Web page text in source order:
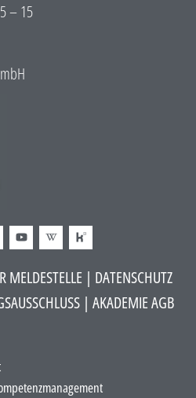
– 15
MELDESTELLE | DATENSCHUTZ
| AKADEMIE AGB